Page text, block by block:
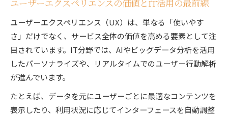
ユーザーエクスペリエンスの価値とIT活用の最前線
ユーザーエクスペリエンス（UX）は、単なる「使いやす
さ」だけでなく、サービス全体の価値を高める要素として注
目されています。IT分野では、AIやビッグデータ分析を活用
したパーソナライズや、リアルタイムでのユーザー行動解析
が進んでいます。
たとえば、データを元にユーザーごとに最適なコンテンツを
表示したり、利用状況に応じてインターフェースを自動調整